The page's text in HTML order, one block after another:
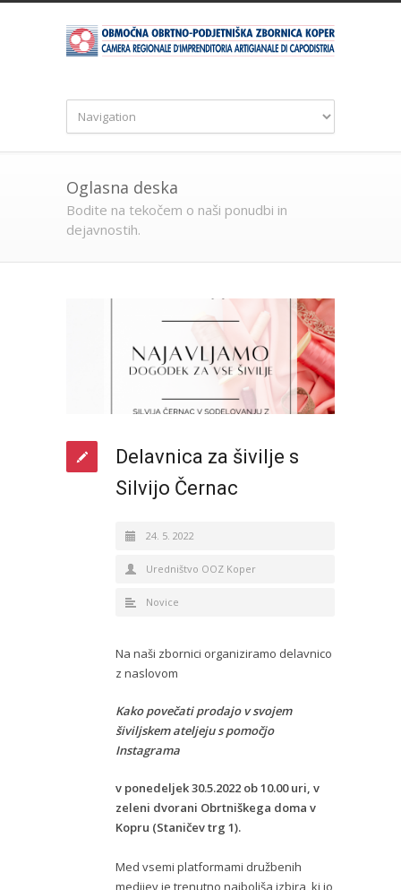
Oglasna deska
Bodite na tekočem o naši ponudbi in
dejavnostih.
Delavnica za šivilje s
Silvijo Černac
24. 5. 2022
Uredništvo OOZ Koper
Novice
Na naši zbornici organiziramo delavnico
z naslovom
Kako povečati prodajo v svojem
šiviljskem ateljeju s pomočjo
Instagrama
v ponedeljek 30.5.2022 ob 10.00 uri, v
zeleni dvorani Obrtniškega doma v
Kopru (Staničev trg 1).
Med vsemi platformami družbenih
medijev je trenutno najboljša izbira, ki jo